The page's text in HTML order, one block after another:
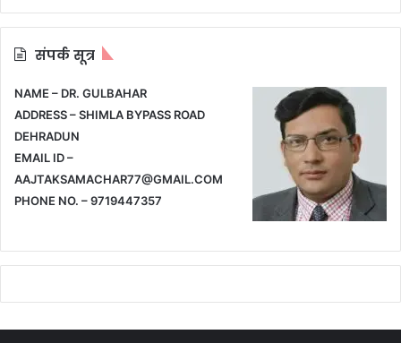
संपर्क सूत्र
NAME – DR. GULBAHAR
ADDRESS – SHIMLA BYPASS ROAD
DEHRADUN
EMAIL ID –
AAJTAKSAMACHAR77@GMAIL.COM
PHONE NO. – 9719447357